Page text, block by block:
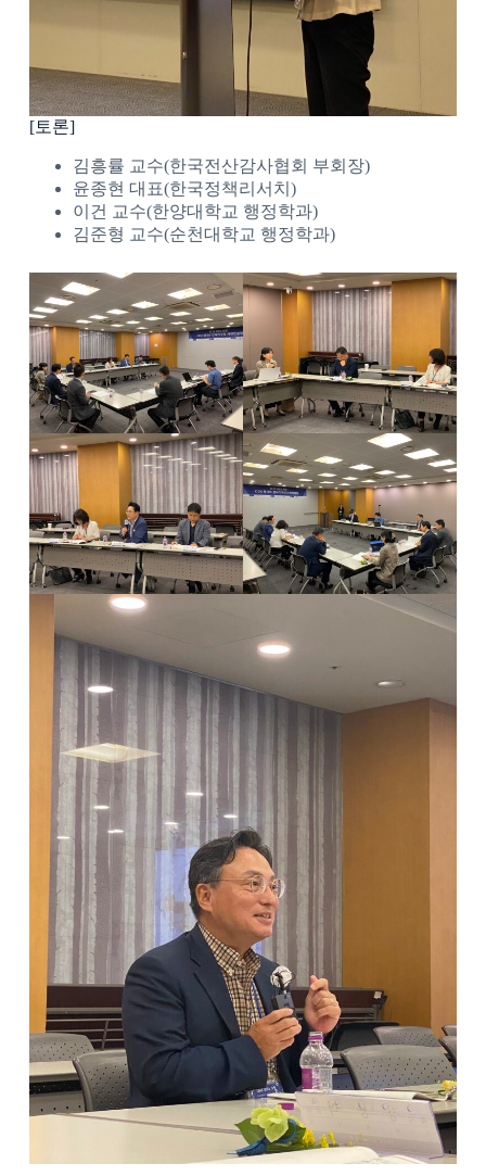
[토론]
김흥률 교수(한국전산감사협회 부회장)
윤종현 대표(한국정책리서치)
이건 교수(한양대학교 행정학과)
김준형 교수(순천대학교 행정학과)